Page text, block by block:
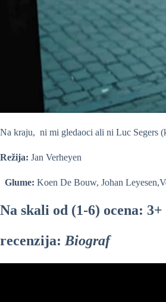
Na kraju, ni mi gledaoci ali ni Luc Segers
Režija: Jan Verheyen
Glume: Koen De Bouw, Johan
Na skali od (1-6) ocena: 3+
recenzija: Biograf